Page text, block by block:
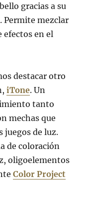
gracias a su
Permite mezclar
en el
destacar otro
iTone. Un
tanto
mechas que
juegos de luz.
de coloración
oligoelementos
Color Project